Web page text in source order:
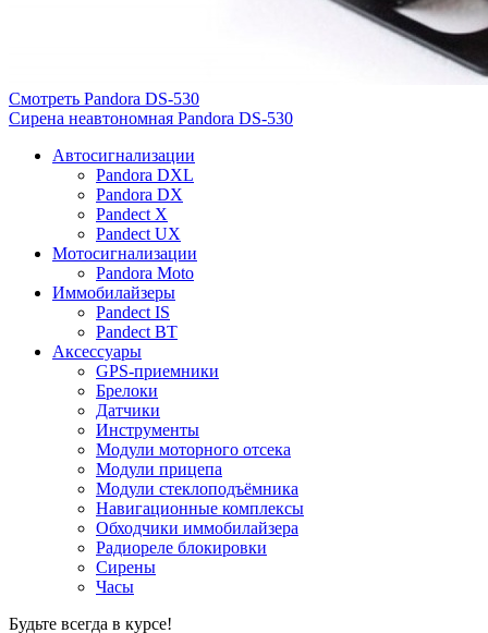
Смотреть Pandora DS-530
Сирена неавтономная Pandora DS-530
Автосигнализации
Pandora DXL
Pandora DX
Pandect X
Pandect UX
Мотосигнализации
Pandora Moto
Иммобилайзеры
Pandect IS
Pandect BT
Аксессуары
GPS-приемники
Брелоки
Датчики
Инструменты
Модули моторного отсека
Модули прицепа
Модули стеклоподъёмника
Навигационные комплексы
Обходчики иммобилайзера
Радиореле блокировки
Сирены
Часы
Будьте всегда в курсе!